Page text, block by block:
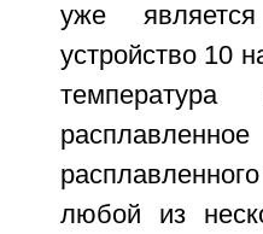
уже
устройство 10
любой из